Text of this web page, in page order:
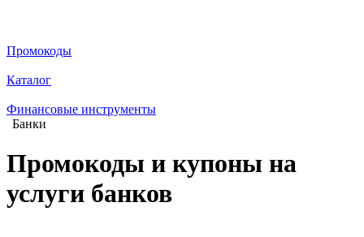
Промокоды
Каталог
Финансовые инструменты
Банки
Промокоды и купоны на
услуги банков